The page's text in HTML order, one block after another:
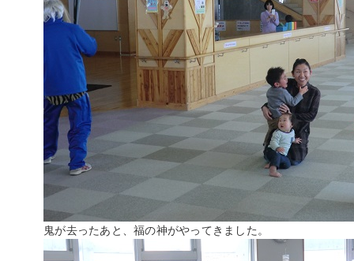
鬼が去ったあと、福の神がやってきました。